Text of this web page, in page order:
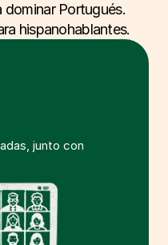
dominar Portugués.
hispanohablantes.
junto con